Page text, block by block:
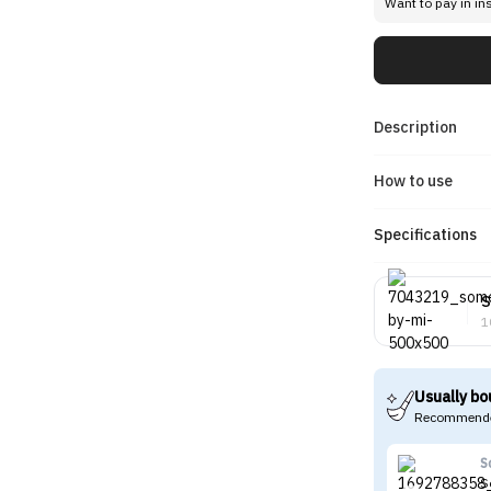
Description
How to use
Specifications
Usually